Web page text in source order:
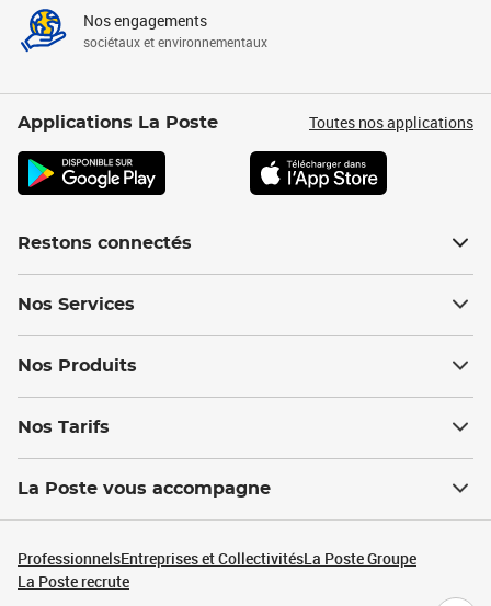
Nos engagements
sociétaux et environnementaux
Applications La Poste Toutes nos applications
Restons connectés
Nos Services
Nos Produits
Nos Tarifs
La Poste vous accompagne
ProfessionnelsEntreprises et CollectivitésLa Poste Groupe
La Poste recrute